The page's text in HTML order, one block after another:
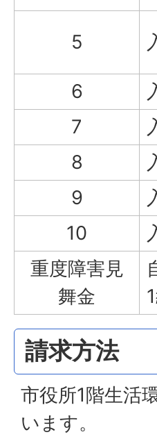
5
6
7
8
9
10
重度障害見
舞金
請求方法
市役所1階生活
います。